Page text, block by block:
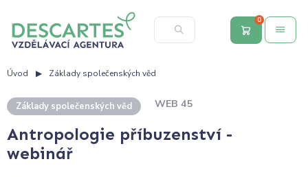
0
Úvod Základy společenských věd
Základy společenských věd WEB 45
Antropologie příbuzenství -
webinář